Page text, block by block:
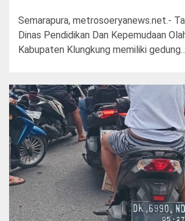
Semarapura, metrosoeryanews.net.-
Dinas Pendidikan Dan Kepemudaan
Kabupaten Klungkung memiliki